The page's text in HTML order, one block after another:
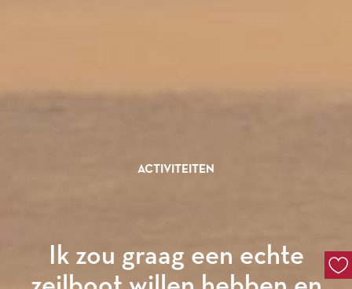
ACTIVITEITEN
Ik zou graag een echte